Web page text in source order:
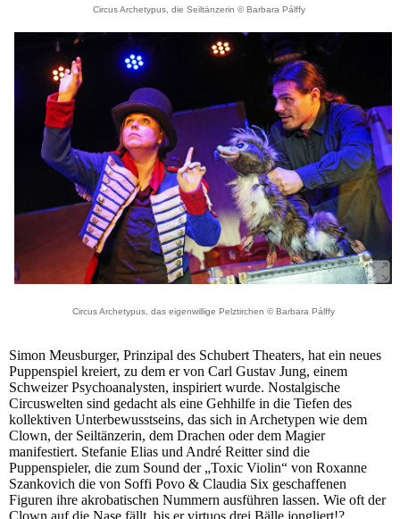
Circus Archetypus, die Seiltänzerin © Barbara Pálffy
Circus Archetypus, das eigenwillige Pelztirchen © Barbara Pálffy
Simon Meusburger, Prinzipal des Schubert Theaters, hat ein neues
Puppenspiel kreiert, zu dem er von Carl Gustav Jung, einem
Schweizer Psychoanalysten, inspiriert wurde. Nostalgische
Circuswelten sind gedacht als eine Gehhilfe in die Tiefen des
kollektiven Unterbewusstseins, das sich in Archetypen wie dem
Clown, der Seiltänzerin, dem Drachen oder dem Magier
manifestiert. Stefanie Elias und André Reitter sind die
Puppenspieler, die zum Sound der „Toxic Violin“ von Roxanne
Szankovich die von Soffi Povo & Claudia Six geschaffenen
Figuren ihre akrobatischen Nummern ausführen lassen. Wie oft der